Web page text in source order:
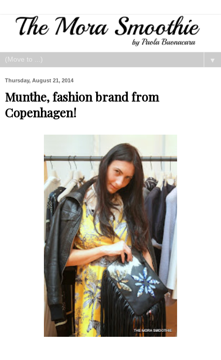
▼
Thursday, August 21, 2014
Munthe, fashion brand from
Copenhagen!